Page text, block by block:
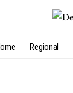
Regional